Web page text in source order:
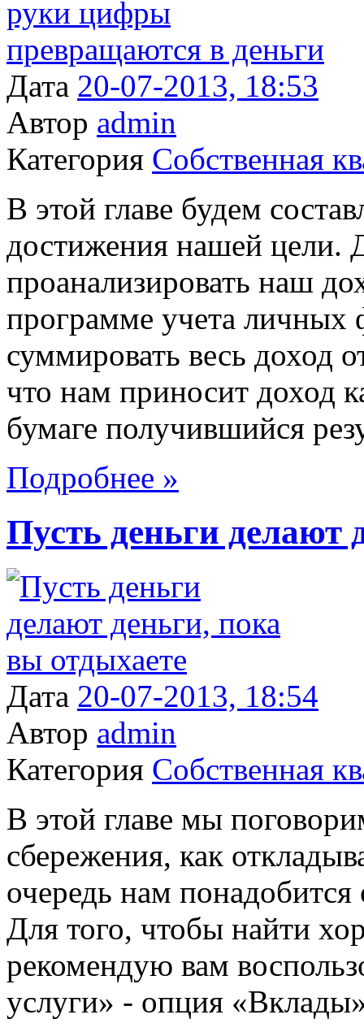
Дата 20-07-2013, 18:53
Автор admin
Категория Собственная
В этой главе будем
достижения нашей цели.
проанализировать наш
программе учета
суммировать весь доход
что нам приносит доход
бумаге получившийся
Подробнее »
Пусть деньги делают
Дата 20-07-2013, 18:54
Автор admin
Категория Собственная
В этой главе мы
сбережения, как
очередь нам понадобится
Для того, чтобы найти
рекомендую вам
услуги» - опция